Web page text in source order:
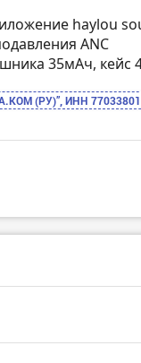
haylou
ANC
35мАч, кейс
(РУ)”, ИНН